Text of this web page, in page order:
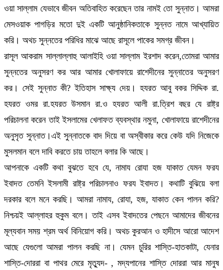
ওয়া সাল্লাম যেভাবে জীবন অতিবাহিত করেছেন তার নামই তো সুন্নাত। আমরা
মেসওয়াক পাগড়ির মতো দুই একটি আনুষ্ঠানিকতাকে সুন্নত নামে আখ্যায়িত
করি। অথচ সুন্নতের পরিধির মাঝে আছে রাসূলে পাকের সমগ্র জীবন।
রাসূল আকরাম সাল্লাল্লাহু আলাইহি ওয়া সাল্লাম ইরশাদ করেন,তোমরা আমার
সুন্নতের অনুসরণ কর আর আমার খোলাফায়ে রাশেদীনের সুন্নাতের অনুসরণ
কর। সেই সুন্নাত কী? ইতিহাস সাক্ষ্য দেয়। হযরত আবু বকর সিদ্দিক রা.
হযরত ওমর রা.হযরত উসমান রা.ও হযরত আলী রা.ত্রিশ বছর যে রাষ্ট্র
পরিচালনা করেন তাই ইসলামের খেলাফত ব্যবস্থার নমুনা, খোলাফায়ে রাশেদীনের
অনুসৃত সুন্নাত।এই সুন্নাতকে বাদ দিয়ে বা অস্বীকার করে কেউ যদি নিজেকে
মুসলমান বলে দাবি করতে চায় তাহলে বলার কি আছে।
আপনাকে একটি কথা বুঝতে হবে যে, নামায রোযা হজ যাকাত যেমন ফরয
ইবাদত তেমনি ইসলামী রাষ্ট্র পরিচালনাও ফরয ইবাদত। কথাটি বুঝিয়ে বলা
দরকার বলে মনে করছি। আমরা নামায, রোযা, হজ, যাকাত কেন পালন করি?
নিশ্চয়ই আল্লাহর হুকুম বলে। তাই এসব ইবাদতের পেছনে আমাদের জীবনের
মূল্যবান সময় শ্রম অর্থ বিনিয়োগ করি। অথচ কুরআন ও হাদীসে আরো আদেশ
আছে যেগুলো আমরা পালন করছি না। যেমন চুরির শাস্তি-হাতকাটা, যেনার
শাস্তি-দোররা বা পাথর মেরে মৃত্যুদ- , মদ্যপানের শাস্তি দোররা আর মানুষ